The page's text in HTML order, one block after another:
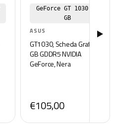
GeForce GT 1030, 2
GB
ASUS
GT1030, Scheda Grafica 2
GB GDDR5 NVIDIA
GeForce, Nera
€105,00